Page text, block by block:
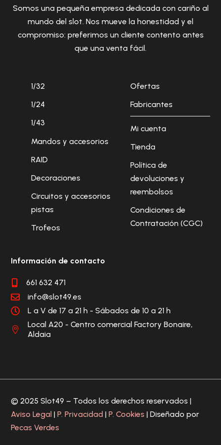
Somos una pequeña empresa dedicada con cariño al
mundo del slot. Nos mueve la honestidad y el
compromiso: preferimos un cliente contento antes
que una venta fácil.
1/32
1/24
1/43
Mandos y accesorios
RAID
Decoraciones
Circuitos y accesorios
pistas
Trofeos
Ofertas
Fabricantes
Mi cuenta
Tienda
Política de
devoluciones y
reembolsos
Condiciones de
Contratación (CGC)
Información de contacto
 661 632 471
 info@slot49.es
 L a V de 17 a 21 h - Sábados de 10 a 21 h

Local A20 - Centro comercial Factory Bonaire,
Aldaia
© 2025 Slot49 – Todos los derechos reservados |
Aviso Legal |P. Privacidad |P. Cookies | Diseñado por
Pecas Verdes